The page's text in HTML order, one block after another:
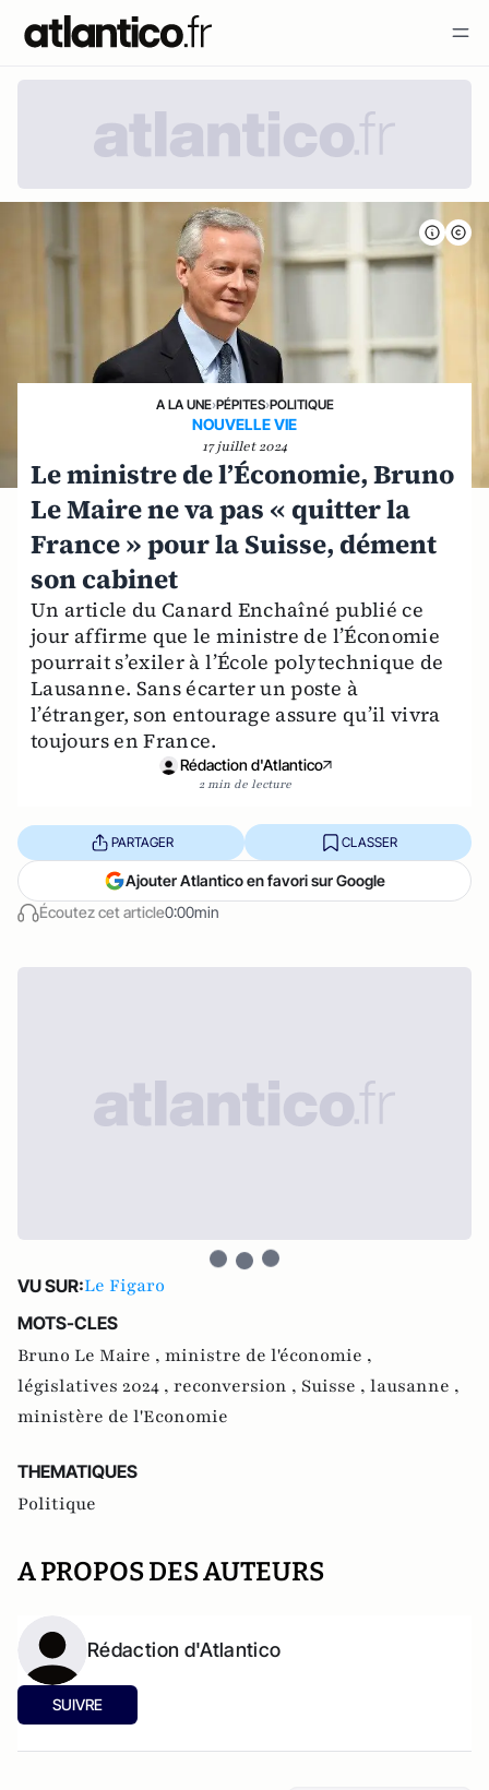
A LA UNE›PÉPITES›POLITIQUE
NOUVELLE VIE
17 juillet 2024
Le ministre de l’Économie, Bruno
Le Maire ne va pas « quitter la
France » pour la Suisse, dément
son cabinet
Un article du Canard Enchaîné publié ce
jour affirme que le ministre de l’Économie
pourrait s’exiler à l’École polytechnique de
Lausanne. Sans écarter un poste à
l’étranger, son entourage assure qu’il vivra
toujours en France.
Rédaction d'Atlantico
2 min de lecture
Écoutez cet article0:00min
PARTAGER CLASSER
Ajouter Atlantico en favori sur Google
VU SUR:Le Figaro
MOTS-CLES
Bruno Le Maire , ministre de l'économie ,
législatives 2024 , reconversion , Suisse , lausanne ,
ministère de l'Economie
THEMATIQUES
Politique
A PROPOS DES AUTEURS
Rédaction d'Atlantico
SUIVRE